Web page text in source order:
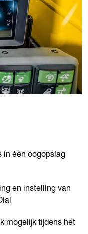
in één oogopslag
en instelling van
mogelijk tijdens het